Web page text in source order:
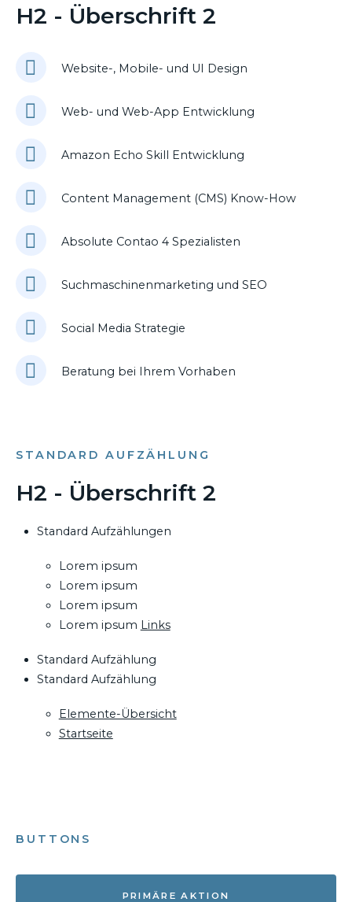
H2 - Überschrift 2
Website-, Mobile- und UI Design
Web- und Web-App Entwicklung
Amazon Echo Skill Entwicklung
Content Management (CMS) Know-How
Absolute Contao 4 Spezialisten
Suchmaschinenmarketing und SEO
Social Media Strategie
Beratung bei Ihrem Vorhaben
STANDARD AUFZÄHLUNG
H2 - Überschrift 2
Standard Aufzählungen
Lorem ipsum
Lorem ipsum
Lorem ipsum
Lorem ipsum Links
Standard Aufzählung
Standard Aufzählung
Elemente-Übersicht
Startseite
BUTTONS
PRIMÄRE AKTION